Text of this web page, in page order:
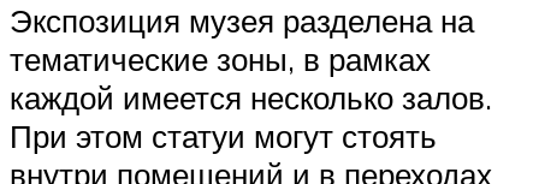
Экспозиция музея разделена на
тематические зоны, в рамках
каждой имеется несколько залов.
При этом статуи могут стоять
внутри помещений и в переходах